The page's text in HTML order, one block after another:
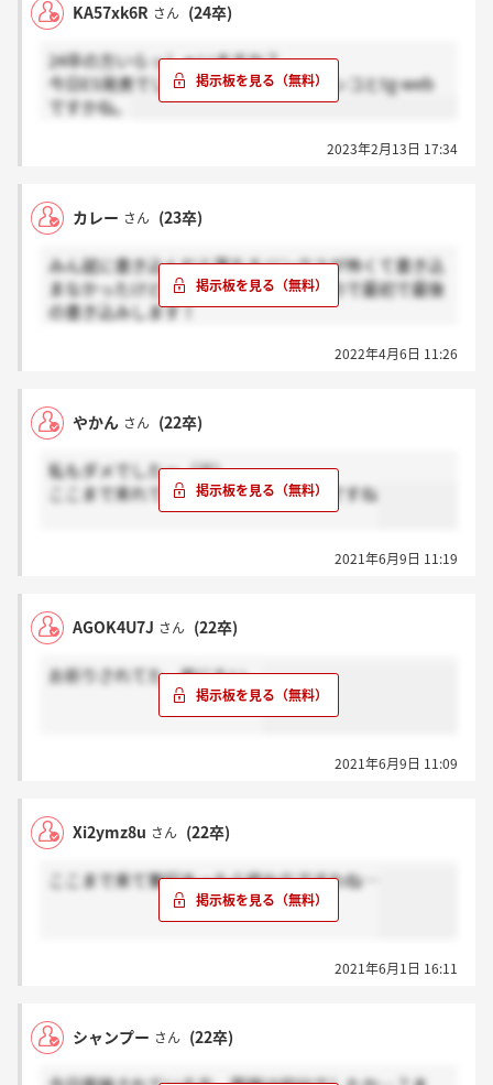
KA57xk6R さん (24卒)
24卒の方いらっしゃいますか？
今日ES発表でしたね、、webテはデザシコとtg-web
ですかね。
2023年2月13日 17:34
カレー さん (23卒)
みん就に書き込んだら落ちるジンクスが怖くて書き込
まなかったけどあっさり四次落ちしたので最初で最後
の書き込みします！
2022年4月6日 11:26
やかん さん (22卒)
私もダメでしたー（泣）
ここまで来れてよかったけど、悔しいですね
2021年6月9日 11:19
AGOK4U7J さん (22卒)
お祈りされてた。死にたい。
2021年6月9日 11:09
Xi2ymz8u さん (22卒)
ここまで来て筆記あったら終わりですわね…
2021年6月1日 16:11
シャンプー さん (22卒)